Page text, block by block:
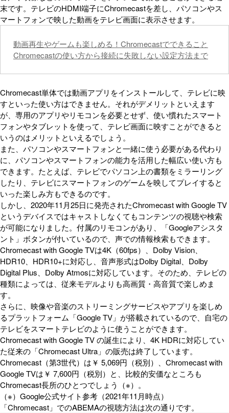
末です。テレビのHDMI端子にChromecastを差し、パソコンやス
マートフォンで映した動画をテレビ画面に表示させます。
動画再生やゲームも楽しめる！Chromecastでできること
Chromecastの使い方から接続に失敗しない設定方法まで
Chromecast単体では動画アプリをインストールして、テレビに映
すといった使い方はできません。それがデメリットといえます
が、専用のアプリやリモコンを必要とせず、使い慣れたスマート
フォンやタブレットを使って、テレビ画面に映すことができると
いうのはメリットといえるでしょう。
また、パソコンやスマートフォンと一緒に使う必要がある代わり
に、パソコンやスマートフォンの能力を活用した幅広い使い方も
できます。たとえば、テレビでパソコン上の書類をミラーリング
したり、テレビにスマートフォンのゲームを映してプレイすると
いった楽しみ方もできるのです。
しかし、2020年11月25日に発売されたChromecast with Google TV
というデバイスではキャストしなくてもコンテンツの視聴や検索
が可能になりました。付属のリモコンがあり、「Googleアシスタ
ント」ボタンが付いているので、声での情報検索もできます。
Chromecast with Google TVは4K（60fps）、Dolby Vision、
HDR10、HDR10+に対応し、音声形式はDolby Digital、Dolby
Digital Plus、Dolby Atmosに対応しています。そのため、テレビの
種類によっては、従来モデルよりも高画質・高音質で楽しめま
す。
さらに、映像や音楽のストリーミングサービスやアプリを楽しめ
るプラットフォーム「Google TV」が搭載されているので、自宅の
テレビをスマートテレビのように使うことができます。
Chromecast with Google TV の誕生により、4K HDRに対応してい
た従来の「Chromecast Ultra」の販売は終了しています。
Chromecast（第3世代）は￥ 5,069円（税別）、Chromecast with
Google TVは￥ 7,600円（税別）と、比較的安価なところも
Chromecast長所のひとつでしょう（※）。
（※）Google公式サイト参考（2021年11月時点）
「Chromecast」でのABEMAの視聴方法は次の通りです。